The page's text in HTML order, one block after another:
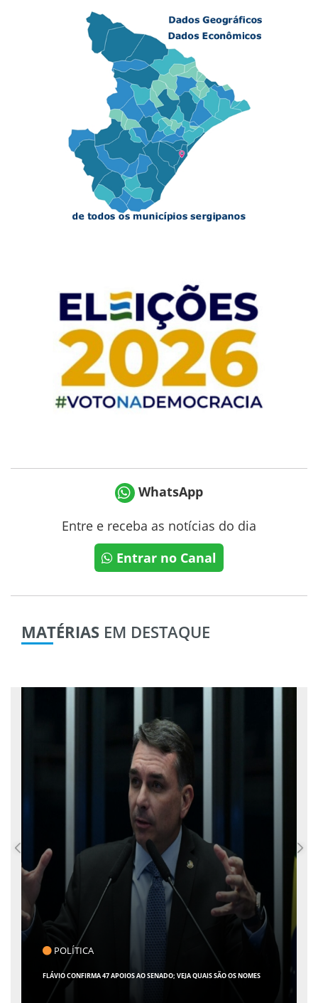
WhatsApp
Entre e receba as notícias do dia
Entrar no Canal
MATÉRIAS EM DESTAQUE
POLÍTICA
FLÁVIO CONFIRMA 47 APOIOS AO SENADO; VEJA QUAIS SÃO OS NOMES